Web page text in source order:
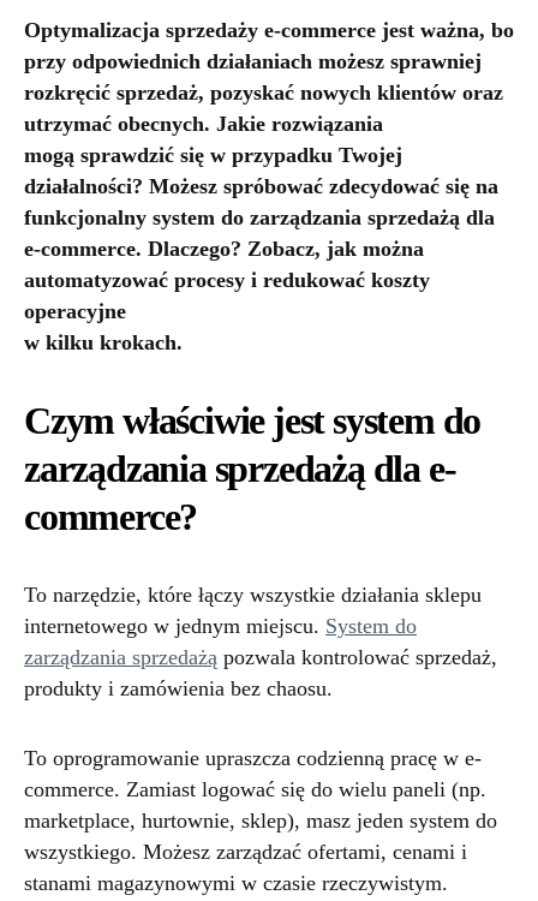
Optymalizacja sprzedaży e-commerce jest ważna, bo
przy odpowiednich działaniach możesz sprawniej
rozkręcić sprzedaż, pozyskać nowych klientów oraz
utrzymać obecnych. Jakie rozwiązania
mogą sprawdzić się w przypadku Twojej
działalności? Możesz spróbować zdecydować się na
funkcjonalny system do zarządzania sprzedażą dla
e-commerce. Dlaczego? Zobacz, jak można
automatyzować procesy i redukować koszty
operacyjne
w kilku krokach.
Czym właściwie jest system do
zarządzania sprzedażą dla e-
commerce?
To narzędzie, które łączy wszystkie działania sklepu
internetowego w jednym miejscu. System do
zarządzania sprzedażą pozwala kontrolować sprzedaż,
produkty i zamówienia bez chaosu.
To oprogramowanie upraszcza codzienną pracę w e-
commerce. Zamiast logować się do wielu paneli (np.
marketplace, hurtownie, sklep), masz jeden system do
wszystkiego. Możesz zarządzać ofertami, cenami i
stanami magazynowymi w czasie rzeczywistym.